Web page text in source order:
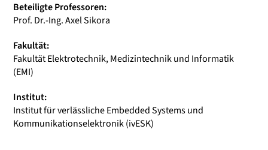
Beteiligte Professoren:
Prof. Dr.-Ing. Axel Sikora
Fakultät:
Fakultät Elektrotechnik, Medizintechnik und Informatik
(EMI)
Institut:
Institut für verlässliche Embedded Systems und
Kommunikationselektronik (ivESK)